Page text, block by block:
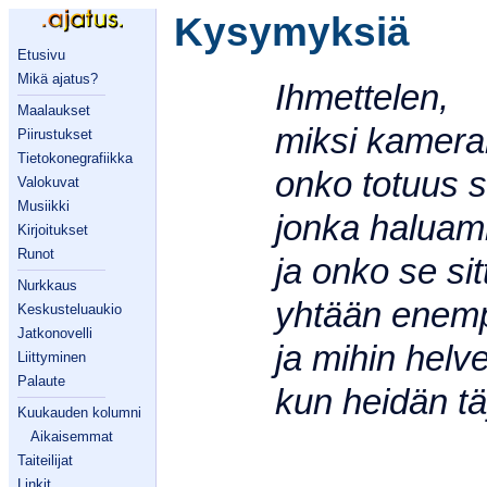
Etusivu
Mikä ajatus?
Maalaukset
Piirustukset
Tietokonegrafiikka
Valokuvat
Musiikki
Kirjoitukset
Runot
Nurkkaus
Keskusteluaukio
Jatkonovelli
Liittyminen
Palaute
Kuukauden kolumni
Aikaisemmat
Taiteilijat
Kysymyksiä
Ihmettelen,
miksi
onko totuus
jonka
ja onko se
yhtään
ja mihin
kun heidän